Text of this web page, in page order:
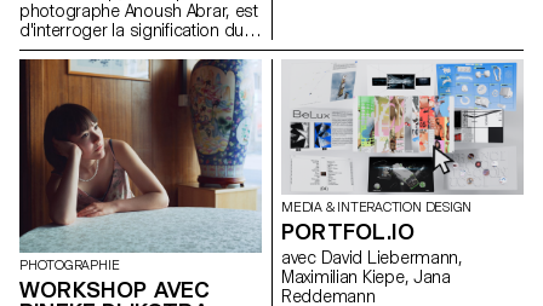
photographe Anoush Abrar, est
d'interroger la signification du
portrait contemporain. En
suivant la notion du "portrait
déconstruit" les étudiants-es-x
ont réalisé une image par
groupes de deux. La semaine
de workshop Moyen format
digital est à la fois une initiation
au matériel de prise de vue et
au logiciels dédiés.
Lila Gomez Gaillet, Juliana
Granato, Xenia Grange,
Bérangère Gremion, Helena
Hell, Rocio Hernandez, Salomé
Huwiler, Rebecca Indermühle,
Kevin Jeangros, Nolan Latorre,
Jose Pardo Pariente, Zachary
Ramelet, Gabrielle Richard,
Malcolm Semedo Barreto,
Anastassia Siebold, Philippe
Strässle Zuniga, Baptiste
Sultana, Luna Tavernier,
PHOTOGRAPHIE
WORKSHOP AVEC
MEDIA & INTERACTION DESIGN
PORTFOL.IO
avec David Liebermann,
Maximilian Kiepe, Jana
Reddemann